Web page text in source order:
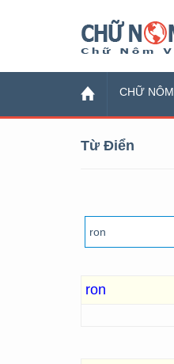
CHỮ NÔM
Từ Điển
ron